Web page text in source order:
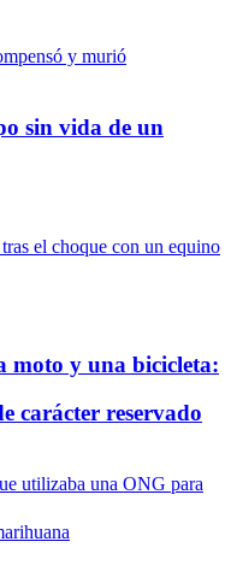
sin vida de un
moto y una bicicleta:
carácter reservado